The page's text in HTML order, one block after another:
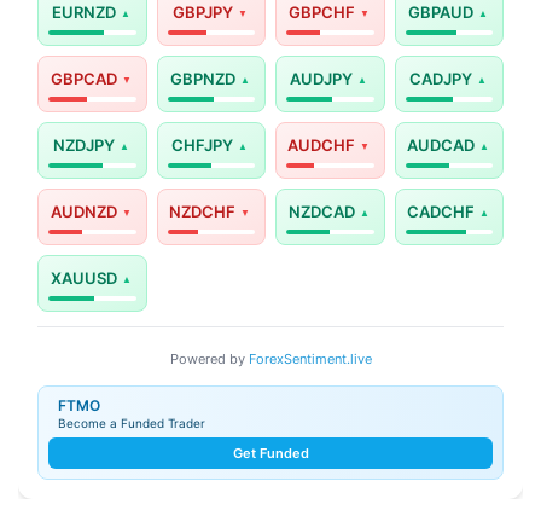
EURNZD GBPJPY GBPCHF GBPAUD
GBPCAD GBPNZD AUDJPY CADJPY
NZDJPY CHFJPY AUDCHF AUDCAD
AUDNZD NZDCHF NZDCAD CADCHF
XAUUSD
Powered by ForexSentiment.live
FTMO
Become a Funded Trader
Get Funded